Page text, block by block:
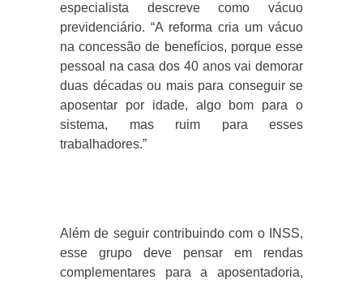
especialista descreve como vácuo
previdenciário. “A reforma cria um vácuo
na concessão de benefícios, porque esse
pessoal na casa dos 40 anos vai demorar
duas décadas ou mais para conseguir se
aposentar por idade, algo bom para o
sistema, mas ruim para esses
trabalhadores.”
Além de seguir contribuindo com o INSS,
esse grupo deve pensar em rendas
complementares para a aposentadoria,